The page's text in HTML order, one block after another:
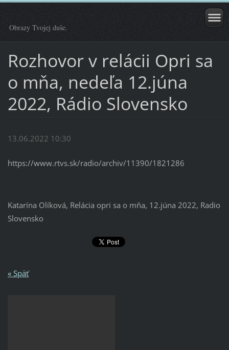
Obrazy Tvojej duše.
Rozhovor v relácii Opri sa
o mňa, nedeľa 12.júna
2022, Rádio Slovensko
13.06.2022 10:30
https://www.rtvs.sk/radio/archiv/11390/1821286
Katarína Olíková, Relácia opri sa o mňa, 12.júna 2022, Radio
Slovensko
« Späť